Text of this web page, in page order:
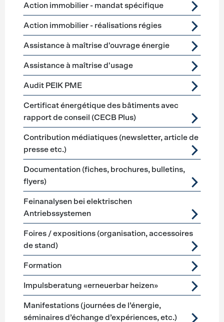
Action immobilier - mandat spécifique
Action immobilier - réalisations régies
Assistance à maîtrise d'ouvrage énergie
Assistance à maîtrise d'usage
Audit PEIK PME
Certificat énergétique des bâtiments avec
rapport de conseil (CECB Plus)
Contribution médiatiques (newsletter, article de
presse etc.)
Documentation (fiches, brochures, bulletins,
flyers)
Feinanalysen bei elektrischen
Antriebssystemen
Foires / expositions (organisation, accessoires
de stand)
Formation
Impulsberatung «erneuerbar heizen»
Manifestations (journées de l’énergie,
séminaires d’échange d’expériences, etc.)